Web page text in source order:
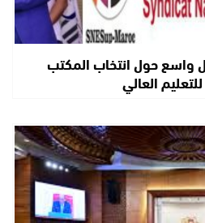
واسع حول انتخاب المكتب
العالي